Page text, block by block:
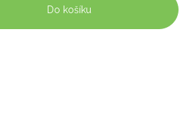
Do košíku